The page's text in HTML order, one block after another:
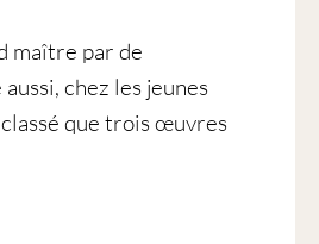
maître par de
chez les jeunes
classé que trois œuvres